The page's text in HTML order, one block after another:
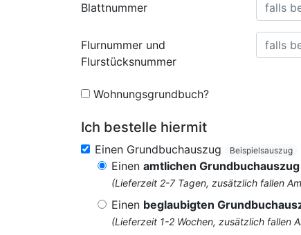
Blattnummer
Flurnummer und
Flurstücksnummer
Wohnungsgrundbuch?
Ich bestelle hiermit
Einen Grundbuchauszug Beispielsauszug
Einen amtlichen Grundbuchauszug
(Lieferzeit 2-7 Tagen, zusätzlich fallen
Einen beglaubigten
(Lieferzeit 1-2 Wochen, zusätzlich fallen